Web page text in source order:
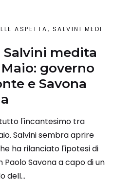
ASPETTA, SALVINI
Salvini medita
governo
e Savona
l'incantesimo tra
Salvini sembra aprire
ha rilanciato l'ipotesi di
Savona a capo di un
dell...